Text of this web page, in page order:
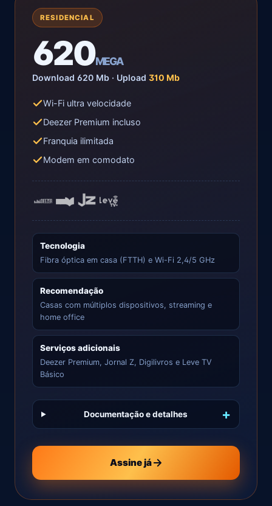
RESIDENCIAL
620MEGA
Download 620 Mb · Upload 310 Mb
Wi-Fi ultra velocidade
Deezer Premium incluso
Franquia ilimitada
Modem em comodato
Tecnologia
Fibra óptica em casa (FTTH) e Wi-Fi 2,4/5 GHz
Recomendação
Casas com múltiplos dispositivos, streaming e
home office
Serviços adicionais
Deezer Premium, Jornal Z, Digilivros e Leve TV
Básico
Documentação e detalhes
Assine já